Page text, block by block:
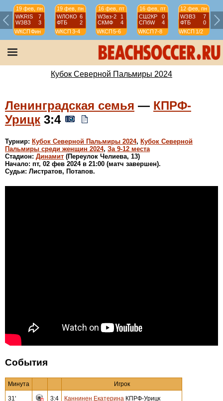
19 фев, пн
WKRIS
7
WЗВЗ
3
WКСПФин
19 фев, пн
WЛОКО 6
ФТБ
2
WКСП 3-4
16 фев, пт
WЗвз-2
1
СКМФ
4
WКСП 5-6
16 фев, пт
СШ2КР
0
СПбW
4
WКСП7-8
12 фев, пн
WЗВЗ
7
ФТБ
0
WКСП 1/2
Кубок Северной Пальмиры 2024
Ленинградская семья — КПРФ-
Урицк 3:4
Турнир: Кубок Северной Пальмиры 2024, Кубок Северной
Пальмиры среди женщин 2024, За 9-12 места
Стадион: Динамит (Переулок Челиева, 13)
Начало: пт, 02 фев 2024 в 21:00 (матч завершен).
Судьи: Листратов, Потапов.
События
Минута Игрок
31' 3:4 Каннинен Екатерина КПРФ-Урицк